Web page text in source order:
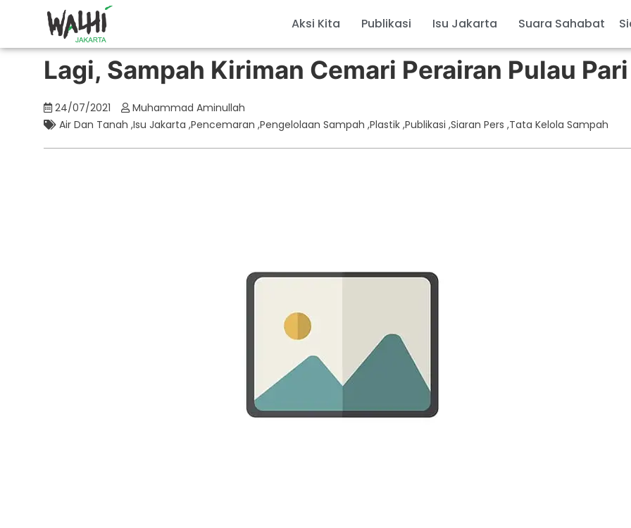
Aksi Kita Publikasi Isu Jakarta Suara Sahabat
Lagi, Sampah Kiriman Cemari Perairan Pulau Pari
24/07/2021
Muhammad Aminullah
Air Dan Tanah ,Isu Jakarta ,Pencemaran ,Pengelolaan Sampah ,Plastik ,Publikasi ,Siaran Pers ,Tata Kelola Sampah